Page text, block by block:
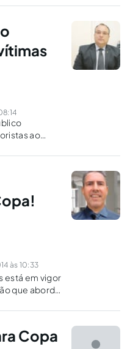
As
ao
às 10:33
está em vigor
que aborda
a Copa.
Copa